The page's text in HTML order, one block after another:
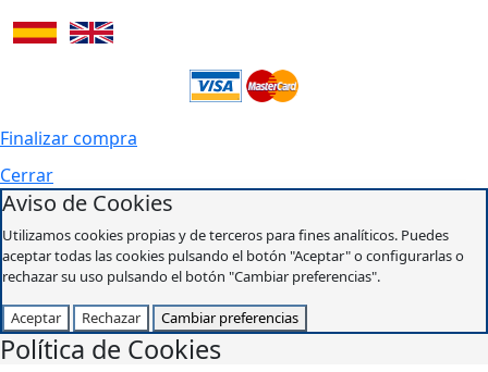
Finalizar compra
Cerrar
Aviso de Cookies
Utilizamos cookies propias y de terceros para fines analíticos. Puedes
aceptar todas las cookies pulsando el botón "Aceptar" o configurarlas o
rechazar su uso pulsando el botón "Cambiar preferencias".
Aceptar Rechazar Cambiar preferencias
Política de Cookies